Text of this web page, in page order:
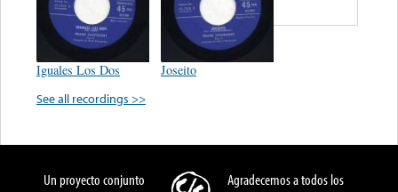
Iguales Los Dos
Joseito
See all recordings >>
Un proyecto conjunto
Agradecemos a todos los